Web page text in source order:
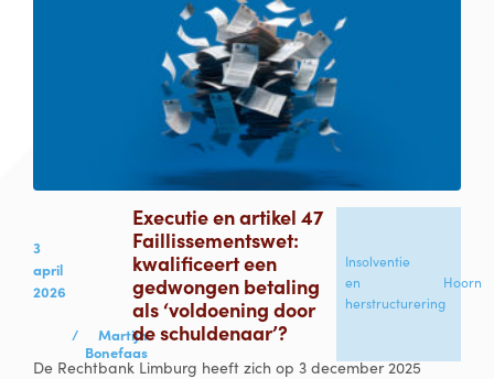
3
april
2026
/
Martijn
Bonefaas
Executie en artikel 47
Faillissementswet:
kwalificeert een
gedwongen betaling
als ‘voldoening door
de schuldenaar’?
Insolventie
en
herstructurering
Hoorn
De Rechtbank Limburg heeft zich op 3 december 2025